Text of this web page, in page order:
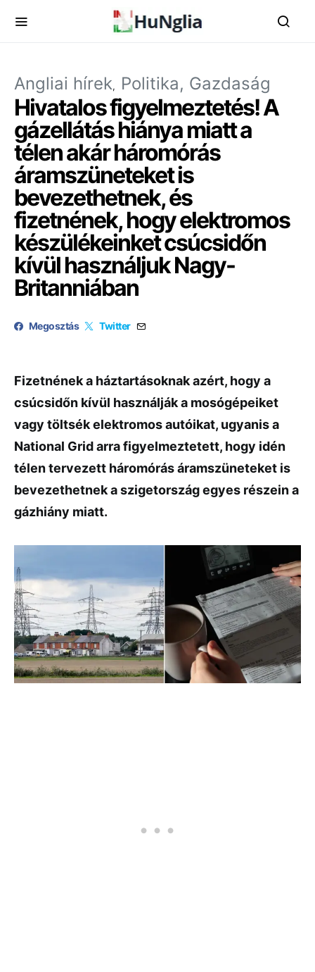
Angliai hírek Politika, Gazdaság
Hivatalos figyelmeztetés! A
gázellátás hiánya miatt a
télen akár háromórás
áramszüneteket is
bevezethetnek, és
fizetnének, hogy elektromos
készülékeinket csúcsidőn
kívül használjuk Nagy-
Britanniában
Megosztás Twitter
Fizetnének a háztartásoknak azért, hogy a
csúcsidőn kívül használják a mosógépeiket
vagy töltsék elektromos autóikat, ugyanis a
National Grid arra figyelmeztetett, hogy idén
télen tervezett háromórás áramszüneteket is
bevezethetnek a szigetország egyes részein a
gázhiány miatt.